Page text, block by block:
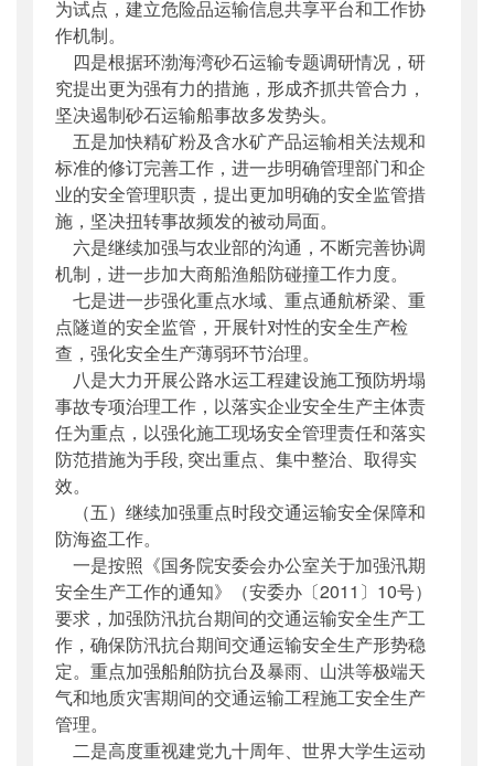
为试点，建立危险品运输信息共享平台和工作协
作机制。
四是根据环渤海湾砂石运输专题调研情况，研
究提出更为强有力的措施，形成齐抓共管合力，
坚决遏制砂石运输船事故多发势头。
五是加快精矿粉及含水矿产品运输相关法规和
标准的修订完善工作，进一步明确管理部门和企
业的安全管理职责，提出更加明确的安全监管措
施，坚决扭转事故频发的被动局面。
六是继续加强与农业部的沟通，不断完善协调
机制，进一步加大商船渔船防碰撞工作力度。
七是进一步强化重点水域、重点通航桥梁、重
点隧道的安全监管，开展针对性的安全生产检
查，强化安全生产薄弱环节治理。
八是大力开展公路水运工程建设施工预防坍塌
事故专项治理工作，以落实企业安全生产主体责
任为重点，以强化施工现场安全管理责任和落实
防范措施为手段, 突出重点、集中整治、取得实
效。
（五）继续加强重点时段交通运输安全保障和
防海盗工作。
一是按照《国务院安委会办公室关于加强汛期
安全生产工作的通知》（安委办〔2011〕10号）
要求，加强防汛抗台期间的交通运输安全生产工
作，确保防汛抗台期间交通运输安全生产形势稳
定。重点加强船舶防抗台及暴雨、山洪等极端天
气和地质灾害期间的交通运输工程施工安全生产
管理。
二是高度重视建党九十周年、世界大学生运动